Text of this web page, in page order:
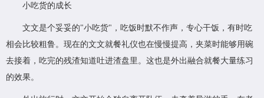
小吃货的成长
文文是个妥妥的"小吃货"，吃饭时默不作声，专心干饭，有时吃
相会比较粗鲁。现在的文文就餐礼仪也在慢慢提高，夹菜时能够用碗
去接着，吃完的残渣知道吐进渣盘里。这也是外出融合就餐大量练习
的效果。